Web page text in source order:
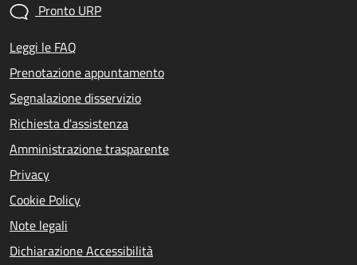
Pronto URP
Leggi le FAQ
Prenotazione appuntamento
Segnalazione disservizio
Richiesta d'assistenza
Amministrazione trasparente
Privacy
Cookie Policy
Note legali
Dichiarazione Accessibilità